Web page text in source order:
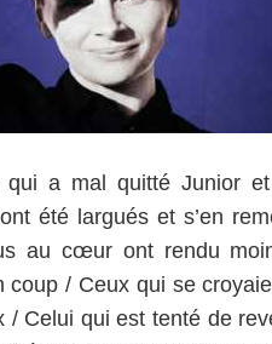
a mal quitté Junior
été largués et s’en
au cœur ont rendu
coup / Ceux qui se
/ Celui qui est tenté de